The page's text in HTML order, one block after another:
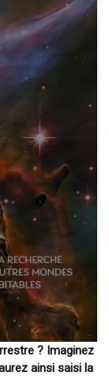
? Imaginez
ainsi saisi la